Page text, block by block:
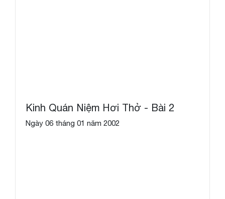
Kinh Quán Niệm Hơi Thở - Bài 2
Ngày 06 tháng 01 năm 2002